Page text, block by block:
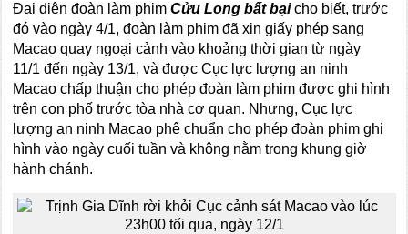
Đại diện đoàn làm phimCửu Long bất bạicho biết, trước
đó vào ngày 4/1, đoàn làm phim đã xin giấy phép sang
Macao quay ngoại cảnh vào khoảng thời gian từ ngày
11/1 đến ngày 13/1, và được Cục lực lượng an ninh
Macao chấp thuận cho phép đoàn làm phim được ghi hình
trên con phố trước tòa nhà cơ quan. Nhưng, Cục lực
lượng an ninh Macao phê chuẩn cho phép đoàn phim ghi
hình vào ngày cuối tuần và không nằm trong khung giờ
hành chánh.